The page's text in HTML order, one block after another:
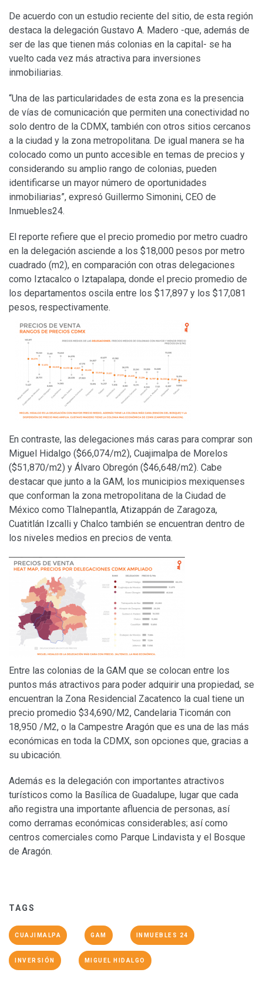
De acuerdo con un estudio reciente del sitio, de esta región
destaca la delegación Gustavo A. Madero -que, además de
ser de las que tienen más colonias en la capital- se ha
vuelto cada vez más atractiva para inversiones
inmobiliarias.
“Una de las particularidades de esta zona es la presencia
de vías de comunicación que permiten una conectividad no
solo dentro de la CDMX, también con otros sitios cercanos
a la ciudad y la zona metropolitana. De igual manera se ha
colocado como un punto accesible en temas de precios y
considerando su amplio rango de colonias, pueden
identificarse un mayor número de oportunidades
inmobiliarias”, expresó Guillermo Simonini, CEO de
Inmuebles24.
El reporte refiere que el precio promedio por metro cuadro
en la delegación asciende a los $18,000 pesos por metro
cuadrado (m2), en comparación con otras delegaciones
como Iztacalco o Iztapalapa, donde el precio promedio de
los departamentos oscila entre los $17,897 y los $17,081
pesos, respectivamente.
En contraste, las delegaciones más caras para comprar son
Miguel Hidalgo ($66,074/m2), Cuajimalpa de Morelos
($51,870/m2) y Álvaro Obregón ($46,648/m2). Cabe
destacar que junto a la GAM, los municipios mexiquenses
que conforman la zona metropolitana de la Ciudad de
México como Tlalnepantla, Atizappán de Zaragoza,
Cuatitlán Izcalli y Chalco también se encuentran dentro de
los niveles medios en precios de venta.
Entre las colonias de la GAM que se colocan entre los
puntos más atractivos para poder adquirir una propiedad, se
encuentran la Zona Residencial Zacatenco la cual tiene un
precio promedio $34,690/M2, Candelaria Ticomán con
18,950 /M2, o la Campestre Aragón que es una de las más
económicas en toda la CDMX, son opciones que, gracias a
su ubicación.
Además es la delegación con importantes atractivos
turísticos como la Basílica de Guadalupe, lugar que cada
año registra una importante afluencia de personas, así
como derramas económicas considerables; así como
centros comerciales como Parque Lindavista y el Bosque
de Aragón.
TAGS
CUAJIMALPA GAM INMUEBLES 24
INVERSIÓN MIGUEL HIDALGO